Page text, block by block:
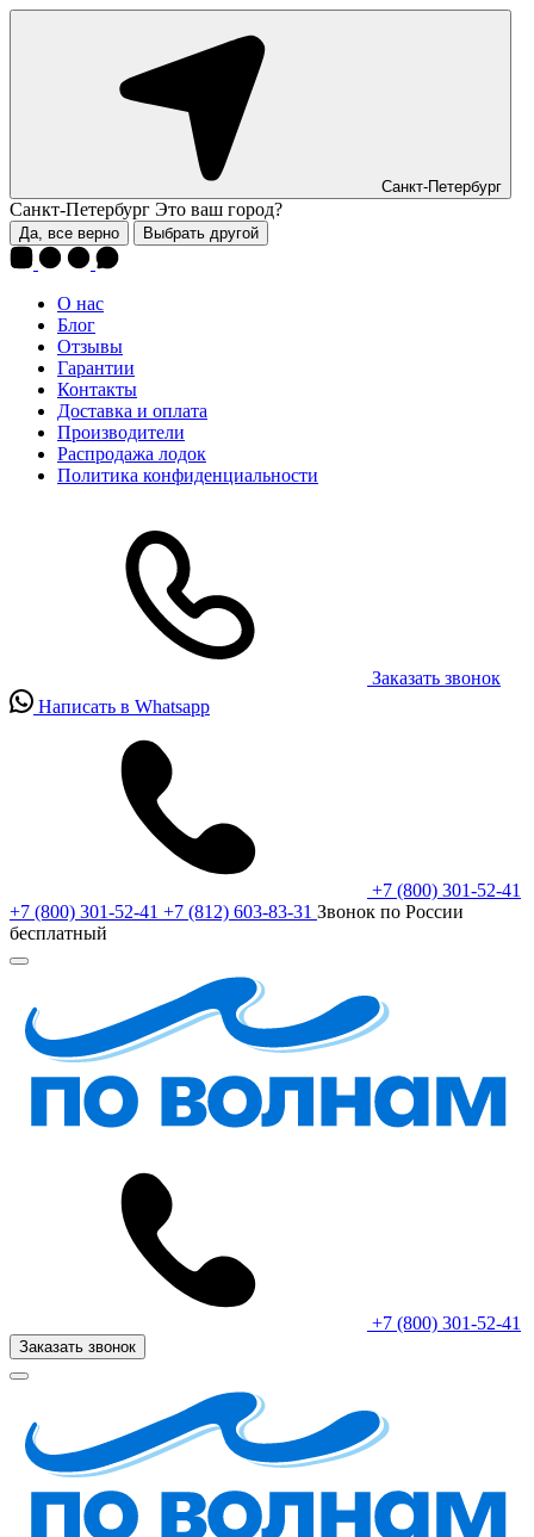
Санкт-Петербург
Санкт-Петербург Это ваш город?
Да, все верно Выбрать другой
О нас
Блог
Отзывы
Гарантии
Контакты
Доставка и оплата
Производители
Распродажа лодок
Политика конфиденциальности
Заказать звонок
Написать в Whatsapp
+7 (800) 301-52-41
+7 (800) 301-52-41 +7 (812) 603-83-31 Звонок по России
бесплатный
+7 (800) 301-52-41
Заказать звонок